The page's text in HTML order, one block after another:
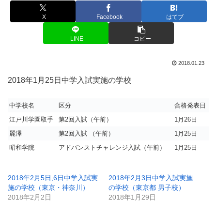
X Facebook はてブ
LINE コピー
2018.01.23
2018年1月25日中学入試実施の学校
中学校名 区分
合格発表日
江戸川学園取手
第2回入試（午前）
1月26日
麗澤
第2回入試 （午前）
1月25日
昭和学院
アドバンストチャレンジ入試（午前） 1月25日
2018年2月5日,6日中学入試実
施の学校（東京・神奈川）
2018年2月2日
2018年2月3日中学入試実施
の学校（東京都 男子校）
2018年1月29日